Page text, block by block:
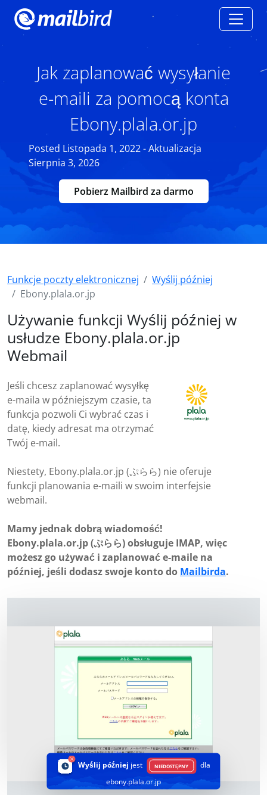
Jak zaplanować wysyłanie
e-maili za pomocą konta
Ebony.plala.or.jp
Posted Listopada 1, 2022 - Aktualizacja
Sierpnia 3, 2026
Pobierz Mailbird za darmo
Funkcje poczty elektronicznej
Wyślij później
Ebony.plala.or.jp
Używanie funkcji Wyślij później w
usłudze Ebony.plala.or.jp
Webmail
Jeśli chcesz zaplanować wysyłkę
e-maila w późniejszym czasie, ta
funkcja pozwoli Ci wybrać czas i
datę, kiedy adresat ma otrzymać
Twój e-mail.
Niestety, Ebony.plala.or.jp (ぷらら) nie oferuje
funkcji planowania e-maili w swoim interfejsie
webmail.
Mamy jednak dobrą wiadomość!
Ebony.plala.or.jp (ぷらら) obsługuje IMAP, więc
możesz go używać i zaplanować e-maile na
później, jeśli dodasz swoje konto do Mailbirda.
Wyślij później jest NIEDOSTĘPNY
dla
ebony.plala.or.jp